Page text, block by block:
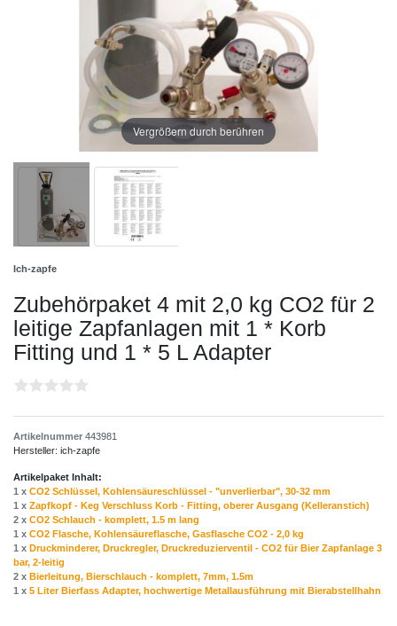
Vergrößern durch berühren
Ich-zapfe
Zubehörpaket 4 mit 2,0 kg CO2 für 2
leitige Zapfanlagen mit 1 * Korb
Fitting und 1 * 5 L Adapter
Artikelnummer 443981
Hersteller: ich-zapfe
Artikelpaket Inhalt:
1 x CO2 Schlüssel, Kohlensäureschlüssel - "unverlierbar", 30-32 mm
1 x Zapfkopf - Keg Verschluss Korb - Fitting, oberer Ausgang (Kelleranstich)
2 x CO2 Schlauch - komplett, 1.5 m lang
1 x CO2 Flasche, Kohlensäureflasche, Gasflasche CO2 - 2,0 kg
1 x Druckminderer, Druckregler, Druckreduzierventil - CO2 für Bier Zapfanlage 3
bar, 2-leitig
2 x Bierleitung, Bierschlauch - komplett, 7mm, 1.5m
1 x 5 Liter Bierfass Adapter, hochwertige Metallausführung mit Bierabstellhahn